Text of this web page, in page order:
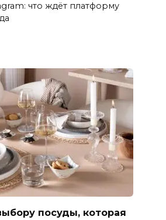
что ждёт платформу
посуды, которая